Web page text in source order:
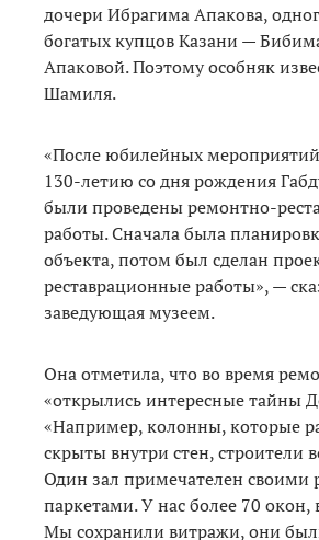
дочери Ибрагима Апакова,
богатых купцов Казани —
Апаковой. Поэтому особняк
Шамиля.
«После юбилейных
130-летию со дня рождения
были проведены ремонтно-
работы. Сначала была
объекта, потом был сделан
реставрационные работы», —
заведующая музеем.
Она отметила, что во время
«открылись интересные тайны
«Например, колонны, которые
скрыты внутри стен, строители
Один зал примечателен
паркетами. У нас более 70 окон,
Мы сохранили витражи, они